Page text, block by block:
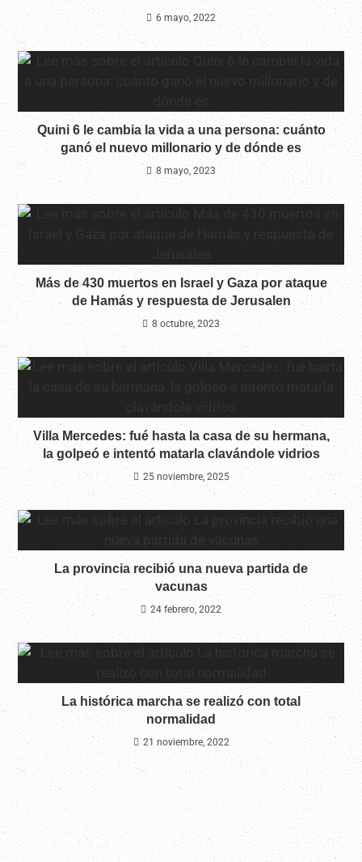
6 mayo, 2022
Quini 6 le cambia la vida a una persona: cuánto
ganó el nuevo millonario y de dónde es
8 mayo, 2023
Más de 430 muertos en Israel y Gaza por ataque
de Hamás y respuesta de Jerusalen
8 octubre, 2023
Villa Mercedes: fué hasta la casa de su hermana,
la golpeó e intentó matarla clavándole vidrios
25 noviembre, 2025
La provincia recibió una nueva partida de
vacunas
24 febrero, 2022
La histórica marcha se realizó con total
normalidad
21 noviembre, 2022